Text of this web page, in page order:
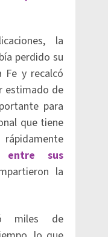
la
perdido su
Fe y recalcó
estimado de
para
que tiene
entre sus
la
miles de